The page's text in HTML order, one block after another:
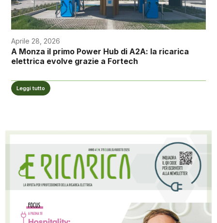
Aprile 28, 2026
A Monza il primo Power Hub di A2A: la ricarica
elettrica evolve grazie a Fortech
Leggi tutto